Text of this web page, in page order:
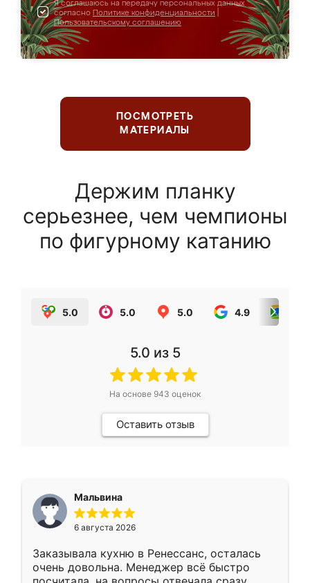
Я соглашаюсь на передачу персональных данных
согласно Политике конфиденциальности
Пользовательскому соглашению
ПОСМОТРЕТЬ
МАТЕРИАЛЫ
Держим планку
серьезнее, чем чемпионы
по фигурному катанию
5.0 5.0 5.0 4.9
5.0 из 5
На основе 943 оценок
Оставить отзыв
Мальвина
6 августа 2026
Заказывала кухню в Ренессанс, осталась
очень довольна. Менеджер всё быстро